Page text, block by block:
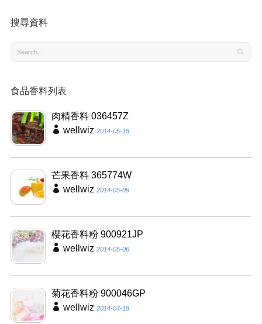
搜尋資料
食品香料列表
肉精香料 036457Z
wellwiz 2014-05-18
芒果香料 365774W
wellwiz 2014-05-09
櫻花香料粉 900921JP
wellwiz 2014-05-06
菊花香料粉 900046GP
wellwiz 2014-04-18